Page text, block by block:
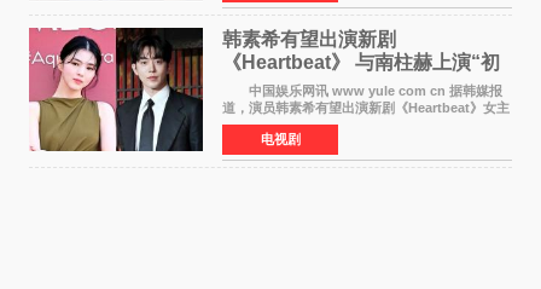
街道上，丁
韩素希有望出演新剧
《Heartbeat》 与南柱赫上演“初
恋归来”奇幻罗曼史
中国娱乐网讯 www yule com cn 据韩媒报
道，演员韩素希有望出演新剧《Heartbeat》女主
角，与南柱赫合作，引发高度关注。 韩素希
在剧中饰演能够看到过去的女人洪莎朗一角，因
初恋的意外
电视剧